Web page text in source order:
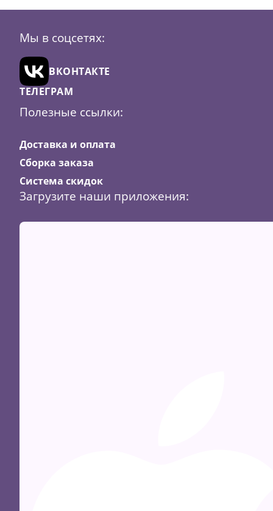
Мы в соцсетях:
ВКОНТАКТЕ
ТЕЛЕГРАМ
Полезные ссылки:
Доставка и оплата
Сборка заказа
Система скидок
Загрузите наши приложения: